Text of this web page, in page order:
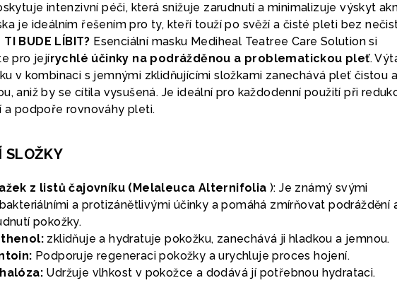
intenzivní péči, která snižuje zarudnutí a minimalizuje výskyt
je ideálním řešením pro ty, kteří touží po svěží a čisté pleti bez
TI BUDE LÍBIT? Esenciální masku Mediheal Teatree Care Solution si
pro jejírychlé účinky na podrážděnou a problematickou pleť.
v kombinaci s jemnými zklidňujícími složkami zanechává pleť čistou
aniž by se cítila vysušená. Je ideální pro každodenní použití při
a podpoře rovnováhy pleti.
SLOŽKY
z listů čajovníku (Melaleuca Alternifolia ): Je známý svými
a protizánětlivými účinky a pomáhá zmírňovat podráždění
pokožky.
zklidňuje a hydratuje pokožku, zanechává ji hladkou a jemnou.
Podporuje regeneraci pokožky a urychluje proces hojení.
Udržuje vlhkost v pokožce a dodává jí potřebnou hydrataci.